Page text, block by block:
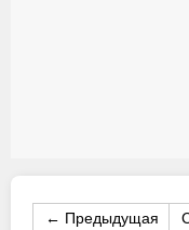
← Предыдущая